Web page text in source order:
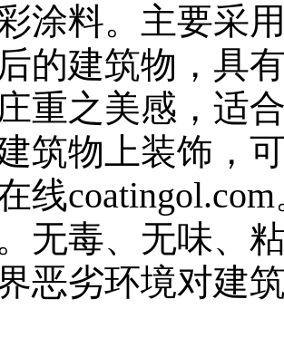
涂料。主要采
的建筑物，具
重之美感，适
筑物上装饰，
线coatingol.com
无毒、无味、
恶劣环境对建